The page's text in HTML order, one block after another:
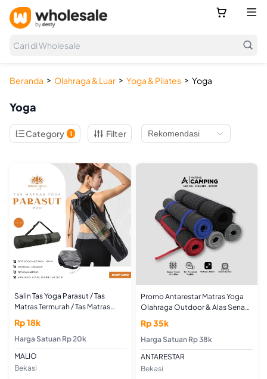
 
Cari di Wholesale 
Beranda > Olahraga & Luar > Yoga & Pilates > Yoga
Yoga
Category 1 Filter
Salin Tas Yoga Parasut / Tas
Matras Termurah / Tas Matras
Yoga Jaring Hitam
Rp 18k
Harga Satuan Rp 20k
MALIO
Bekasi
Promo Antarestar Matras Yoga
Olahraga Outdoor & Alas Senam
Yoga
Rp 35k
Harga Satuan Rp 38k
ANTARESTAR
Bekasi